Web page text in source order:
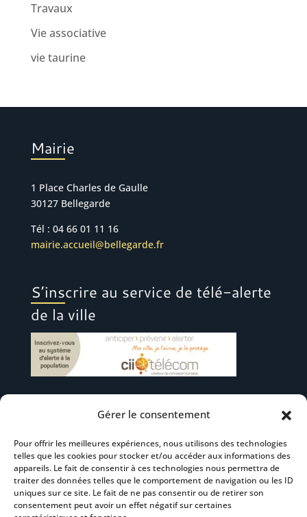
Gérer le consentement
Pour offrir les meilleures expériences, nous utilisons des technologies
telles que les cookies pour stocker et/ou accéder aux informations des
appareils. Le fait de consentir à ces technologies nous permettra de
traiter des données telles que le comportement de navigation ou les ID
uniques sur ce site. Le fait de ne pas consentir ou de retirer son
consentement peut avoir un effet négatif sur certaines
Travaux
Vie associative
vie taurine
Mairie
1 Place Charles de Gaulle
30127 Bellegarde
Tél : 04 66 01 11 16
mairie.accueil@bellegarde.fr
S’inscrire au service de télé-alerte
de la ville
Suivez-nous